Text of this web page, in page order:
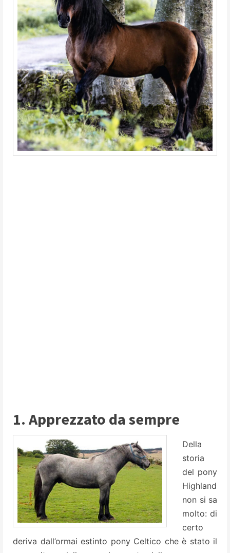
1. Apprezzato da sempre
Della
storia
del pony
Highland
non si sa
molto: di
certo
deriva dall’ormai estinto pony Celtico che è stato il